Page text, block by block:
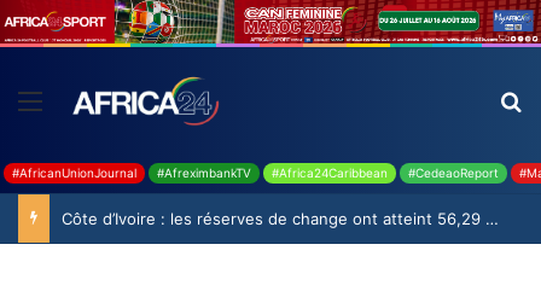
#AfricanUnionJournal #AfreximbankTV #Africa24Caribbean #CedeaoReport
Côte d’Ivoire : les réserves de change ont atteint 56,29 milliards USD en juillet